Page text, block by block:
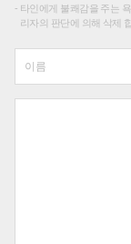
타인에게 불쾌감을 주는
리자의 판단에 의해 삭제